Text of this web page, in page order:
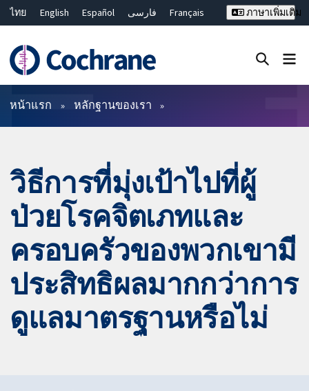
ไทย English Español فارسی
Français
Bahasa Malaysia
繁體中文 简体中文
ภาษาเพิ่มเติม
ตัวกรอง
หน้าแรก หลักฐานของเรา
วิธีการที่มุ่งเป้าไปที่ผู้
ป่วยโรคจิตเภทและ
ครอบครัวของพวกเขามี
ประสิทธิผลมากกว่าการ
ดูแลมาตรฐานหรือไม่